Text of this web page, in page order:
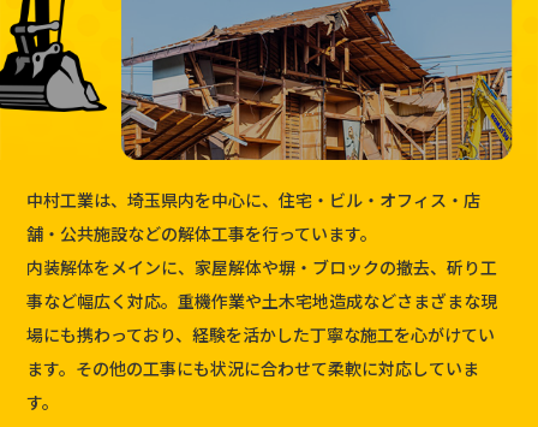
中村工業は、埼玉県内を中心に、住宅・ビル・オフィス・店
舗・公共施設などの解体工事を行っています。
内装解体をメインに、家屋解体や塀・ブロックの撤去、斫り工
事など幅広く対応。重機作業や土木宅地造成などさまざまな現
場にも携わっており、経験を活かした丁寧な施工を心がけてい
ます。その他の工事にも状況に合わせて柔軟に対応していま
す。